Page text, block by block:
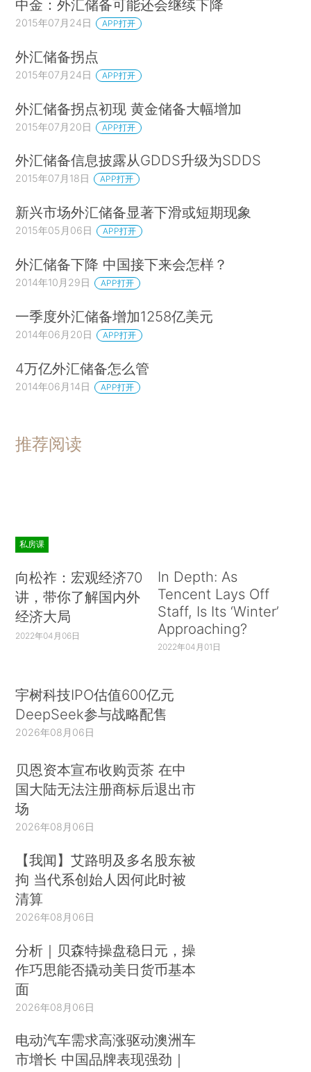
中金：外汇储备可能还会继续下降
2015年07月24日 APP打开
外汇储备拐点
2015年07月24日 APP打开
外汇储备拐点初现 黄金储备大幅增加
2015年07月20日 APP打开
外汇储备信息披露从GDDS升级为SDDS
2015年07月18日 APP打开
新兴市场外汇储备显著下滑或短期现象
2015年05月06日 APP打开
外汇储备下降 中国接下来会怎样？
2014年10月29日 APP打开
一季度外汇储备增加1258亿美元
2014年06月20日 APP打开
4万亿外汇储备怎么管
2014年06月14日 APP打开
推荐阅读
私房课
向松祚：宏观经济70
讲，带你了解国内外
经济大局
2022年04月06日
In Depth: As
Tencent Lays Off
Staff, Is Its ‘Winter’
Approaching?
2022年04月01日
宇树科技IPO估值600亿元
DeepSeek参与战略配售
2026年08月06日
贝恩资本宣布收购贡茶 在中
国大陆无法注册商标后退出市
场
2026年08月06日
【我闻】艾路明及多名股东被
拘 当代系创始人因何此时被
清算
2026年08月06日
分析｜贝森特操盘稳日元，操
作巧思能否撬动美日货币基本
面
2026年08月06日
电动汽车需求高涨驱动澳洲车
市增长 中国品牌表现强劲｜